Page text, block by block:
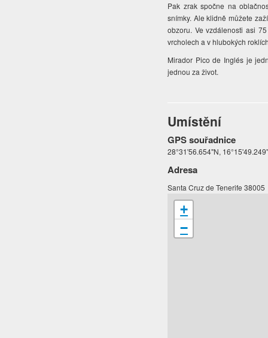
Pak zrak spočne na
snímky. Ale klidně můžete
obzoru. Ve vzdálenosti asi
vrcholech a v hlubokých
Mirador Pico de Inglés je
jednou za život.
Umístění
GPS souřadnice
28°31'56.654"N,
Adresa
Santa Cruz de Tenerife 38005
+
−